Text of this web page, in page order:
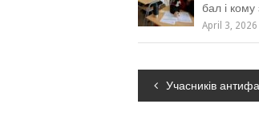
бал і кому
April 3, 2026
Навігація